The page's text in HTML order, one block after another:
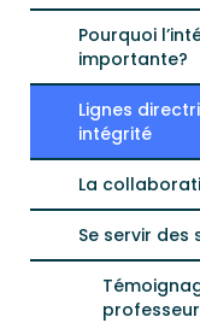
Pourquoi
importante?
Lignes
intégrité
La
Se servir des